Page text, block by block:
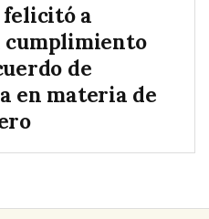
felicitó a
de
en materia de